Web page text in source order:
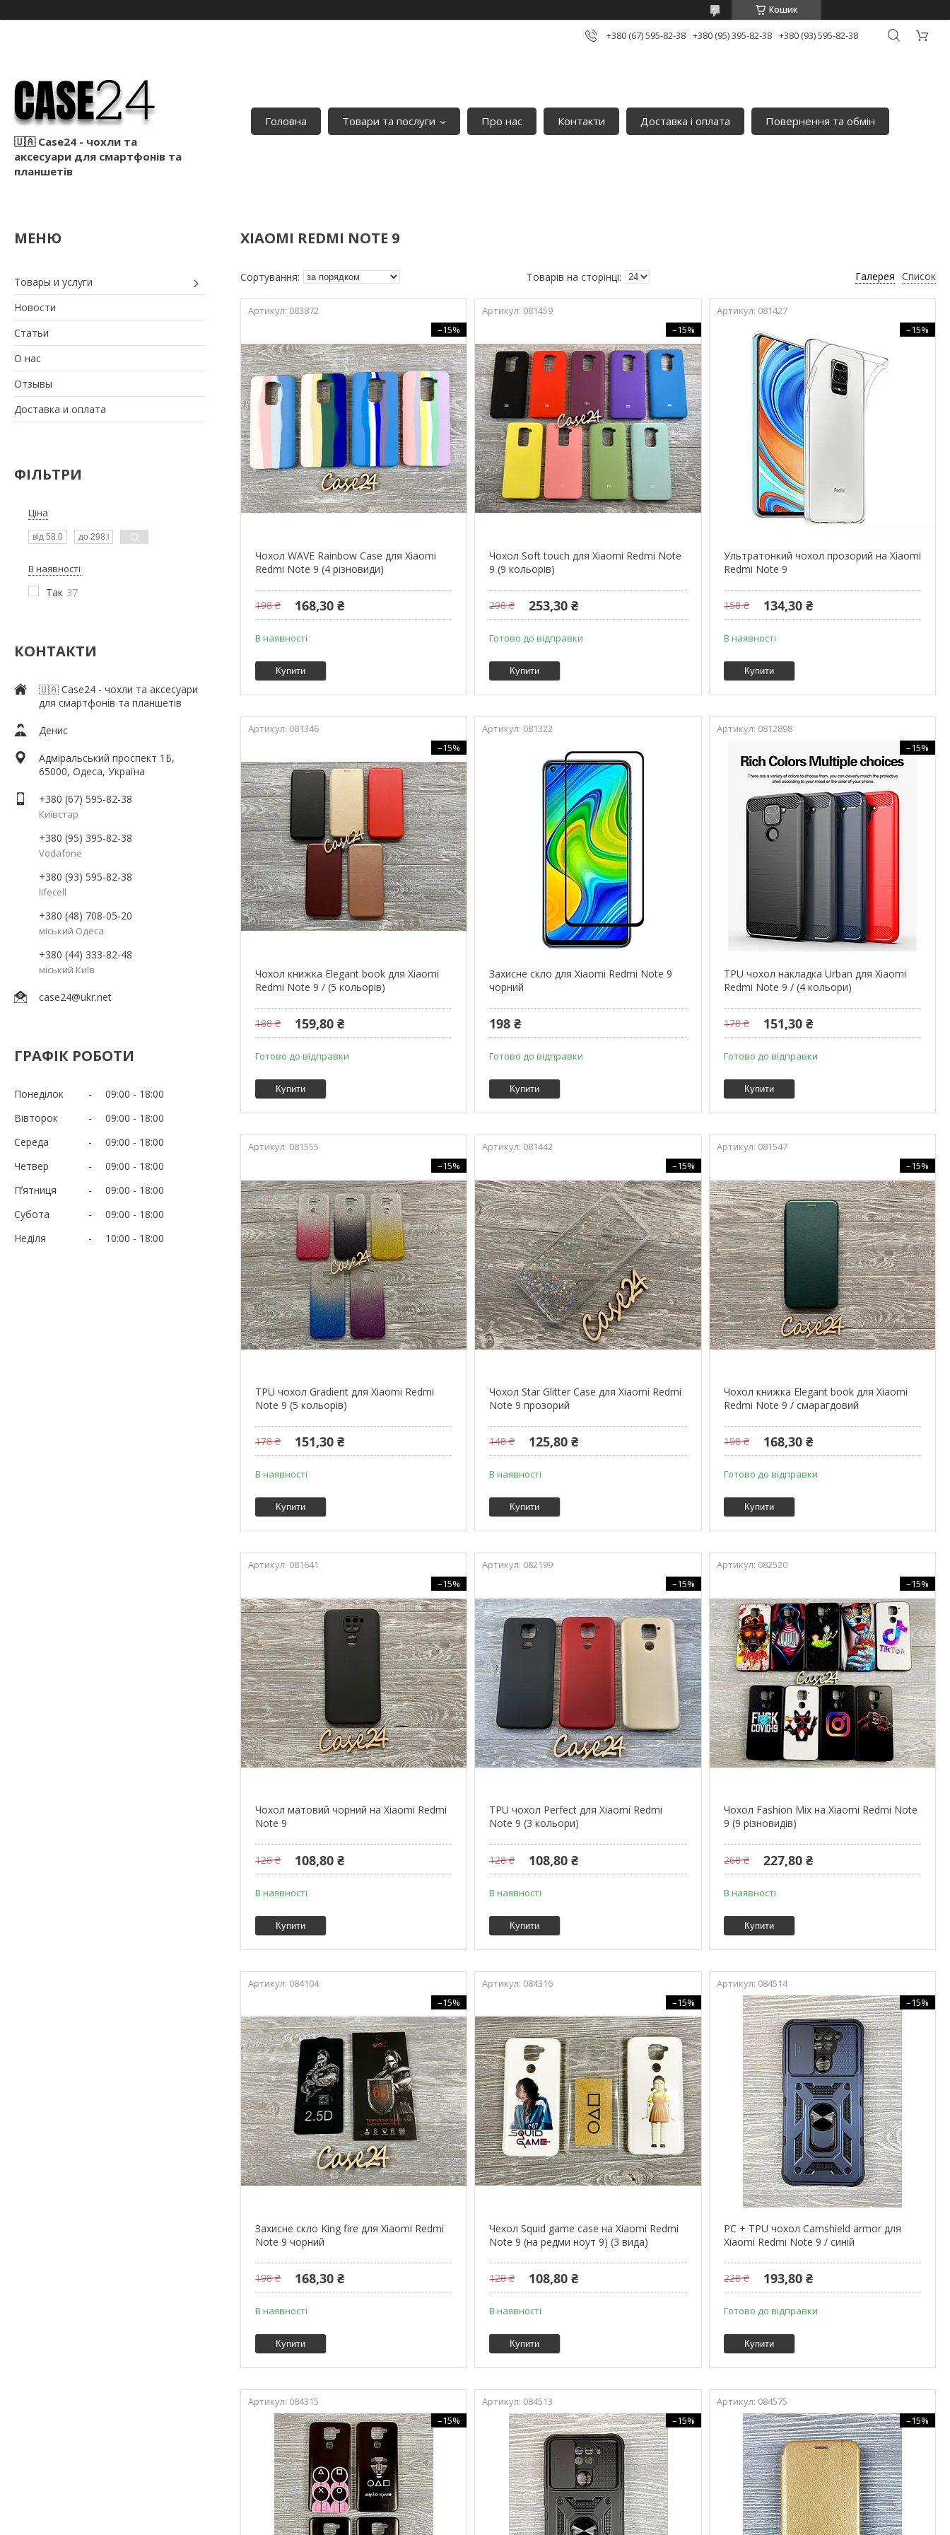
Кошик
+380 (67) 595-82-38 +380 (95) 395-82-38 +380 (93) 595-82-38
🇺🇦 Case24 - чохли та
аксесуари для смартфонів та
планшетів
Головна Товари та послуги Про нас Контакти Доставка і оплата Повернення та обмін
Товары и услуги
Новости
Статьи
О нас
Отзывы
Доставка и оплата
ФІЛЬТРИ
Ціна
В наявності
Так 37
КОНТАКТИ
🇺🇦 Case24 - чохли та аксесуари
для смартфонів та планшетів
Денис
Адміральський проспект 1Б,
65000, Одеса, Україна
+380 (67) 595-82-38
Київстар
+380 (95) 395-82-38
Vodafone
+380 (93) 595-82-38
lifecell
+380 (48) 708-05-20
міський Одеса
+380 (44) 333-82-48
міський Київ
case24@ukr.net
ГРАФІК РОБОТИ
Понеділок 09:00
18:00
Вівторок
09:00
18:00
Середа
09:00
18:00
Четвер
09:00
18:00
Пʼятниця
09:00
18:00
Субота
09:00
18:00
Неділя
10:00 18:00
XIAOMI REDMI NOTE 9
Галерея Список
083872
–15%
Чохол WAVE Rainbow Case для Xiaomi
Redmi Note 9 (4 різновиди)
198 ₴ 168,30 ₴
В наявності
Купити
081459
–15%
Чохол Soft touch для Xiaomi Redmi Note
9 (9 кольорів)
298 ₴ 253,30 ₴
Готово до відправки
Купити
081427
–15%
Ультратонкий чохол прозорий на Xiaomi
Redmi Note 9
158 ₴ 134,30 ₴
В наявності
Купити
081346
–15%
Чохол книжка Elegant book для Xiaomi
Redmi Note 9 / (5 кольорів)
188 ₴ 159,80 ₴
Готово до відправки
Купити
081322
Захисне скло для Xiaomi Redmi Note 9
чорний
198 ₴
Готово до відправки
Купити
0812898
–15%
TPU чохол накладка Urban для Xiaomi
Redmi Note 9 / (4 кольори)
178 ₴ 151,30 ₴
Готово до відправки
Купити
081555
–15%
TPU чохол Gradient для Xiaomi Redmi
Note 9 (5 кольорів)
178 ₴ 151,30 ₴
В наявності
Купити
081442
–15%
Чохол Star Glitter Case для Xiaomi Redmi
Note 9 прозорий
148 ₴ 125,80 ₴
В наявності
Купити
081547
–15%
Чохол книжка Elegant book для Xiaomi
Redmi Note 9 / смарагдовий
198 ₴ 168,30 ₴
Готово до відправки
Купити
081641
–15%
Чохол матовий чорний на Xiaomi Redmi
Note 9
128 ₴ 108,80 ₴
В наявності
Купити
082199
–15%
TPU чохол Perfect для Xiaomi Redmi
Note 9 (3 кольори)
128 ₴ 108,80 ₴
В наявності
Купити
082520
–15%
Чохол Fashion Mix на Xiaomi Redmi Note
9 (9 різновидів)
268 ₴ 227,80 ₴
В наявності
Купити
084104
–15%
Захисне скло King fire для Xiaomi Redmi
Note 9 чорний
198 ₴ 168,30 ₴
В наявності
Купити
084316
–15%
Чехол Squid game case на Xiaomi Redmi
Note 9 (на редми ноут 9) (3 вида)
128 ₴ 108,80 ₴
В наявності
Купити
084514
–15%
PC + TPU чохол Camshield armor для
Xiaomi Redmi Note 9 / синій
228 ₴ 193,80 ₴
Готово до відправки
Купити
084315
–15%
084513
–15%
084575
–15%